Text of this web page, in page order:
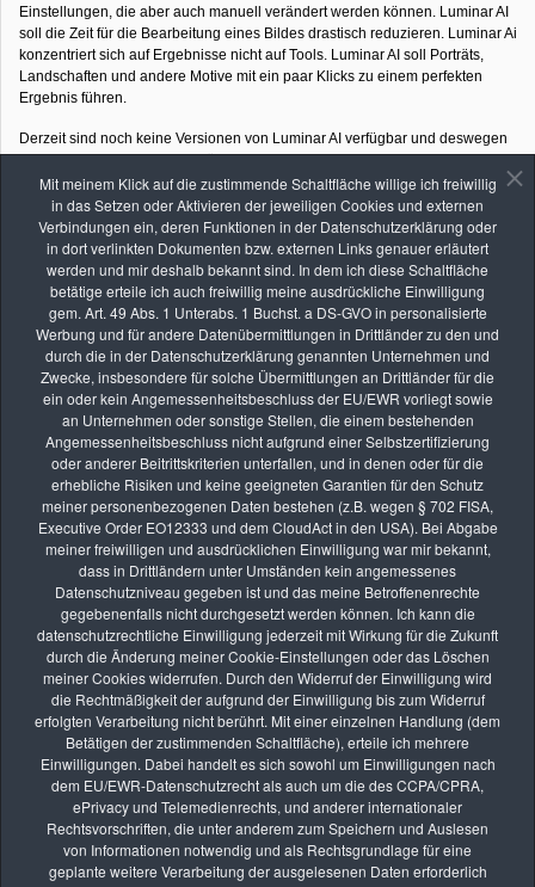
Mit meinem Klick auf die zustimmende Schaltfläche willige ich freiwillig
in das Setzen oder Aktivieren der jeweiligen Cookies und externen
Verbindungen ein, deren Funktionen in der Datenschutzerklärung oder
in dort verlinkten Dokumenten bzw. externen Links genauer erläutert
werden und mir deshalb bekannt sind. In dem ich diese Schaltfläche
betätige erteile ich auch freiwillig meine ausdrückliche Einwilligung
gem. Art. 49 Abs. 1 Unterabs. 1 Buchst. a DS-GVO in personalisierte
Werbung und für andere Datenübermittlungen in Drittländer zu den und
durch die in der Datenschutzerklärung genannten Unternehmen und
Zwecke, insbesondere für solche Übermittlungen an Drittländer für die
ein oder kein Angemessenheitsbeschluss der EU/EWR vorliegt sowie
an Unternehmen oder sonstige Stellen, die einem bestehenden
Angemessenheitsbeschluss nicht aufgrund einer Selbstzertifizierung
oder anderer Beitrittskriterien unterfallen, und in denen oder für die
erhebliche Risiken und keine geeigneten Garantien für den Schutz
meiner personenbezogenen Daten bestehen (z.B. wegen § 702 FISA,
Executive Order EO12333 und dem CloudAct in den USA). Bei Abgabe
meiner freiwilligen und ausdrücklichen Einwilligung war mir bekannt,
dass in Drittländern unter Umständen kein angemessenes
Datenschutzniveau gegeben ist und das meine Betroffenenrechte
gegebenenfalls nicht durchgesetzt werden können. Ich kann die
datenschutzrechtliche Einwilligung jederzeit mit Wirkung für die Zukunft
durch die Änderung meiner Cookie-Einstellungen oder das Löschen
meiner Cookies widerrufen. Durch den Widerruf der Einwilligung wird
die Rechtmäßigkeit der aufgrund der Einwilligung bis zum Widerruf
erfolgten Verarbeitung nicht berührt. Mit einer einzelnen Handlung (dem
Betätigen der zustimmenden Schaltfläche), erteile ich mehrere
Einwilligungen. Dabei handelt es sich sowohl um Einwilligungen nach
dem EU/EWR-Datenschutzrecht als auch um die des CCPA/CPRA,
ePrivacy und Telemedienrechts, und anderer internationaler
Rechtsvorschriften, die unter anderem zum Speichern und Auslesen
von Informationen notwendig und als Rechtsgrundlage für eine
geplante weitere Verarbeitung der ausgelesenen Daten erforderlich
Einstellungen, die aber auch manuell verändert werden können. Luminar AI
soll die Zeit für die Bearbeitung eines Bildes drastisch reduzieren. Luminar Ai
konzentriert sich auf Ergebnisse nicht auf Tools. Luminar AI soll Porträts,
Landschaften und andere Motive mit ein paar Klicks zu einem perfekten
Ergebnis führen.
Derzeit sind noch keine Versionen von Luminar AI verfügbar und deswegen
kann noch nichts genaueres über der Bearbeitungsprozess gesagt werden.
Einige Punkte wurden aber schon vorab veröffentlicht.
Es wird keine Übernahme des Katalogs von Luminar3 und Luminar 4
möglich sein. Das bedeutet das Ergebnisse aus Luminar 3 und 4
exportiert und dann wieder in Luminar AI importiert werden müssen.
Das Bibliothek-Modul wird keine neuen Funktionen besitzen, sondern
nur die Funktionen von Luminar 3 und 4 beinhalten.
Das Bearbeiten-Modul wird vollkommen anders aufgeteilt sein als
bisher.
Luminar AI wird keine Ebenen mehr unterstützen, stattdessen wird die
Funktionalität, welche die Ebenen im Moment bieten, in ein neues
Werkzeug eingegliedert.
Luminar 4 wird bis zu einem Jahr nach Veröffentlichung weiter mit
Updates gepflegt. Zum Support von Luminar 3 wurde bisher nichts
erwähnt.
Es bleibt abzuwarten, wie Luminar AI wirklich funktioniert. Schade ist, dass
Skylum immer wieder mit den vorherigen Version bricht und keine Kontinuität
in der Entwicklung der neuen Versionen wahrt.